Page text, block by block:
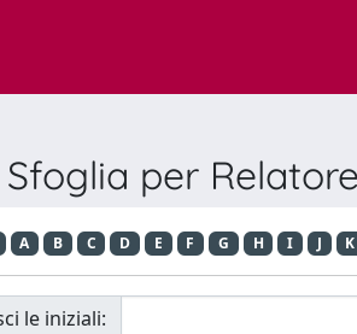
Sfoglia per Relatore
A B C D E F G H I J K
le iniziali: